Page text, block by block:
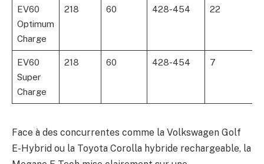
EV60
Optimum
Charge
218 60 428-454 22
EV60
Super
Charge
218 60 428-454 7
Face à des concurrentes comme la Volkswagen Golf
E-Hybrid ou la Toyota Corolla hybride rechargeable, la